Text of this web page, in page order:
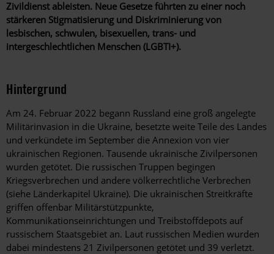
Zivildienst ableisten. Neue Gesetze führten zu einer noch
stärkeren Stigmatisierung und Diskriminierung von
lesbischen, schwulen, bisexuellen, trans- und
intergeschlechtlichen Menschen (LGBTI+).
Hintergrund
Am 24. Februar 2022 begann Russland eine groß angelegte
Militärinvasion in die Ukraine, besetzte weite Teile des Landes
und verkündete im September die Annexion von vier
ukrainischen Regionen. Tausende ukrainische Zivilpersonen
wurden getötet. Die russischen Truppen begingen
Kriegsverbrechen und andere völkerrechtliche Verbrechen
(siehe Länderkapitel Ukraine). Die ukrainischen Streitkräfte
griffen offenbar Militärstützpunkte,
Kommunikationseinrichtungen und Treibstoffdepots auf
russischem Staatsgebiet an. Laut russischen Medien wurden
dabei mindestens 21 Zivilpersonen getötet und 39 verletzt.